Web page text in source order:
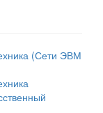
(Сети ЭВМ